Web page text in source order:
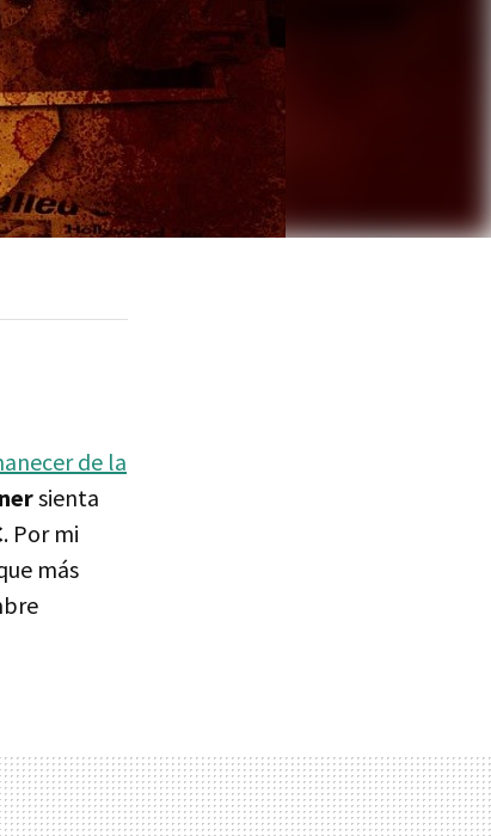
de la
sienta
. Por mi
más